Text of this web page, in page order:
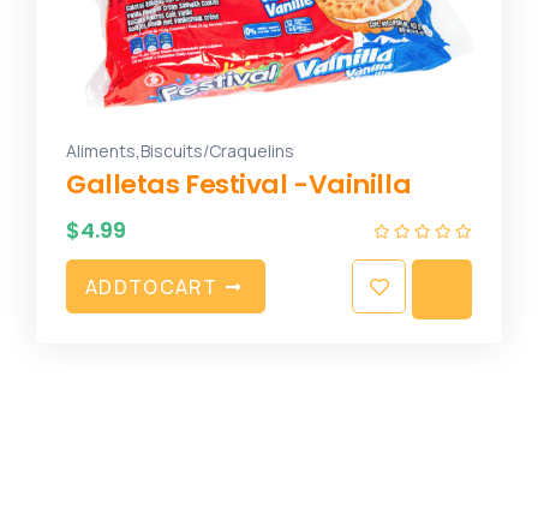
Aliments,Biscuits/Craquelins
Galletas Festival -Vainilla
$4.99
ADDTOCART